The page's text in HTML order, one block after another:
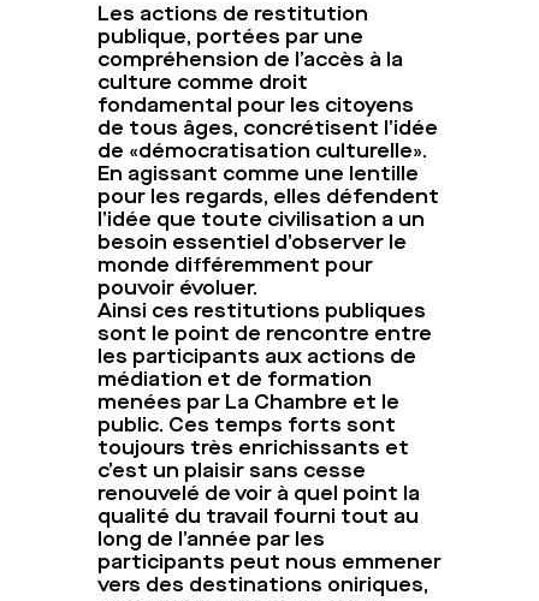
Les actions de restitution
publique, portées par une
compréhension de l’accès à la
culture comme droit
fondamental pour les citoyens
de tous âges, concrétisent l’idée
de «démocratisation culturelle».
En agissant comme une lentille
pour les regards, elles défendent
l’idée que toute civilisation a un
besoin essentiel d’observer le
monde différemment pour
pouvoir évoluer.
Ainsi ces restitutions publiques
sont le point de rencontre entre
les participants aux actions de
médiation et de formation
menées par La Chambre et le
public. Ces temps forts sont
toujours très enrichissants et
c’est un plaisir sans cesse
renouvelé de voir à quel point la
qualité du travail fourni tout au
long de l’année par les
participants peut nous emmener
vers des destinations oniriques,